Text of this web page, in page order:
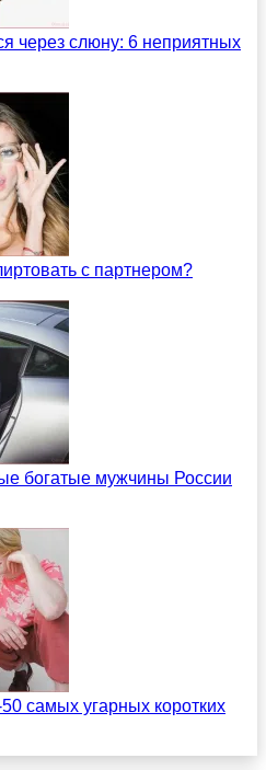
через слюну: 6 неприятных
с партнером?
богатые мужчины России
самых угарных коротких